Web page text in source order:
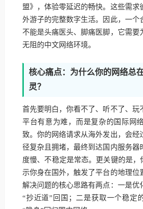
盟》，体验零延迟的畅快。这些需求
外游子的完整数字生活。因此，一个
不能是头痛医头、脚痛医脚，它需要
无阻的中文网络环境。
核心痛点：为什么你的网络总
灵？
首先要明白，你看不了、听不了、玩
平台有意为难，而是复杂的国际网
致。你的网络请求从海外发出，会经
径复杂且拥堵，最终到达国内服务器
度慢、不稳定是常态。更关键的是，
示你身在国外，触发了平台的地理位
解决问题的核心思路有两点：一是优
“抄近道”回国；二是获取一个稳定